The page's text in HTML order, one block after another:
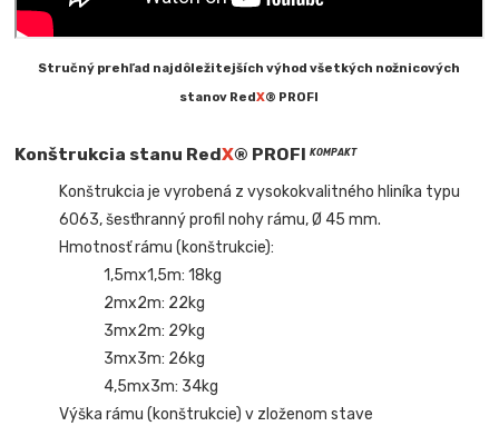
Stručný prehľad najdôležitejších výhod všetkých nožnicových
stanov RedX® PROFI
Konštrukcia stanu RedX® PROFI KOMPAKT
Konštrukcia je vyrobená z vysokokvalitného hliníka typu
6063, šesťhranný profil nohy rámu, Ø 45 mm.
Hmotnosť rámu (konštrukcie):
1,5mx1,5m: 18kg
2mx2m: 22kg
3mx2m: 29kg
3mx3m: 26kg
4,5mx3m: 34kg
Výška rámu (konštrukcie) v zloženom stave